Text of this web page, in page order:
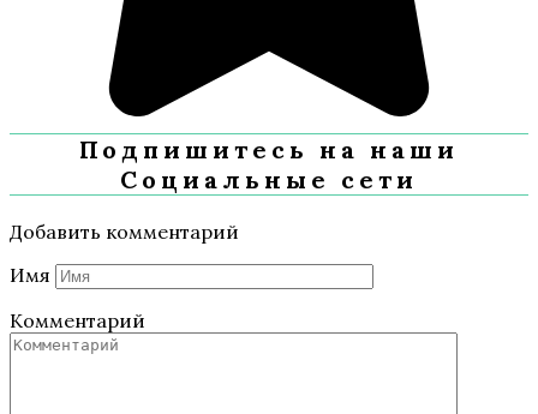
Подпишитесь на наши
Социальные сети
Добавить комментарий
Имя
Комментарий